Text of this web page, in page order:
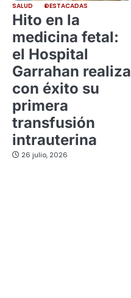
SALUD DESTACADAS
Hito en la
medicina fetal:
el Hospital
Garrahan realiza
con éxito su
primera
transfusión
intrauterina
26 julio, 2026